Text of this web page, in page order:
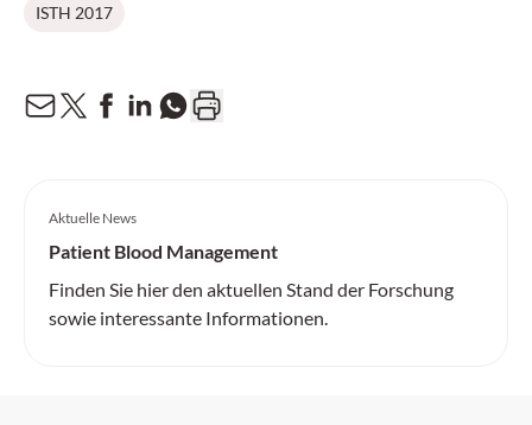
ISTH 2017
Aktuelle News
Patient Blood Management
Finden Sie hier den aktuellen Stand der Forschung
sowie interessante Informationen.